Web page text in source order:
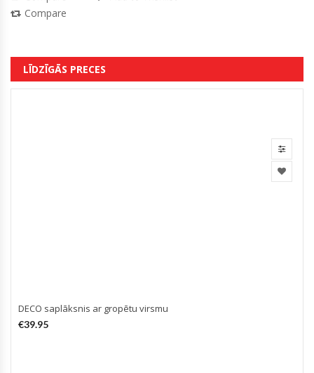
Compare
LĪDZĪGĀS PRECES
DECO saplāksnis ar gropētu virsmu
€39.95